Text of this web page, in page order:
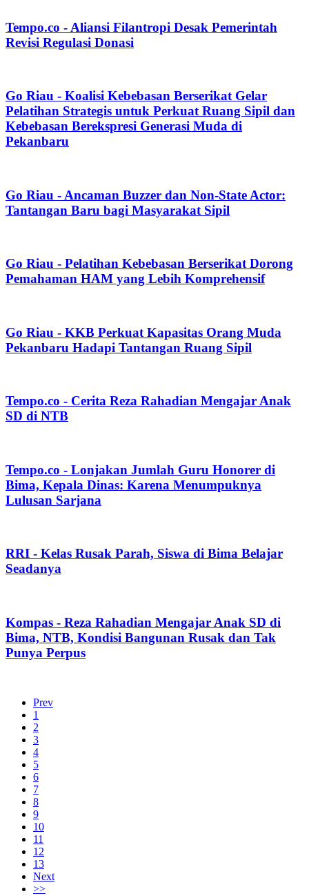
Tempo.co - Aliansi Filantropi Desak Pemerintah
Revisi Regulasi Donasi
Go Riau - Koalisi Kebebasan Berserikat Gelar
Pelatihan Strategis untuk Perkuat Ruang Sipil dan
Kebebasan Berekspresi Generasi Muda di
Pekanbaru
Go Riau - Ancaman Buzzer dan Non-State Actor:
Tantangan Baru bagi Masyarakat Sipil
Go Riau - Pelatihan Kebebasan Berserikat Dorong
Pemahaman HAM yang Lebih Komprehensif
Go Riau - KKB Perkuat Kapasitas Orang Muda
Pekanbaru Hadapi Tantangan Ruang Sipil
Tempo.co - Cerita Reza Rahadian Mengajar Anak
SD di NTB
Tempo.co - Lonjakan Jumlah Guru Honorer di
Bima, Kepala Dinas: Karena Menumpuknya
Lulusan Sarjana
RRI - Kelas Rusak Parah, Siswa di Bima Belajar
Seadanya
Kompas - Reza Rahadian Mengajar Anak SD di
Bima, NTB, Kondisi Bangunan Rusak dan Tak
Punya Perpus
Prev
1
2
3
4
5
6
7
8
9
10
11
12
13
Next
>>